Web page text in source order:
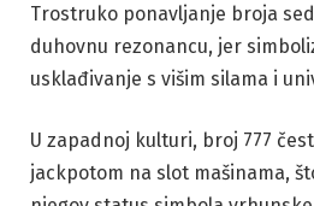
Trostruko ponavljanje broja
duhovnu rezonancu, jer
usklađivanje s višim silama i
U zapadnoj kulturi, broj 777
jackpotom na slot mašinama,